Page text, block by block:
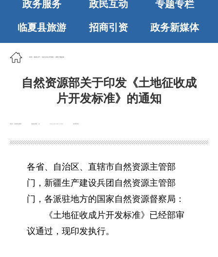
政务服务 政民互动 专题专栏
临夏县旅游 招商引资 政务新媒体
首页 政务公开 法定主动公开内容 农村土地征收
自然资源部关于印发《土地征收成
片开发标准》的通知
来源：自然资源部 浏览次数： 发布时间：
2024-02-08 14:02
各省、自治区、直辖市自然资源主管部
门，新疆生产建设兵团自然资源主管部
门，各派驻地方的国家自然资源督察局：
《土地征收成片开发标准》已经部审
议通过，现印发执行。